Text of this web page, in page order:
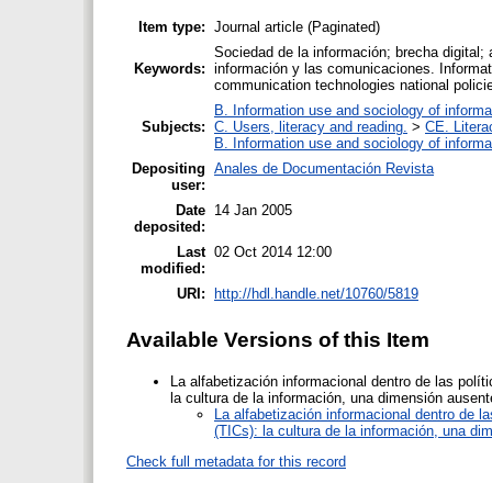
Item type: Journal article (Paginated)
Keywords:
Sociedad de la información; brecha
información y las comunicaciones.
communication technologies national
Subjects:
B. Information use and sociology of
C. Users, literacy and reading. > CE.
B. Information use and sociology of
Depositing
user:
Anales de Documentación Revista
Date
deposited:
14 Jan 2005
Last
modified:
02 Oct 2014 12:00
URI: http://hdl.handle.net/10760/5819
Available Versions of this Item
La alfabetización informacional dentro de las
la cultura de la información, una dimensión
La alfabetización informacional dentro de
(TICs): la cultura de la información, una
Check full metadata for this record